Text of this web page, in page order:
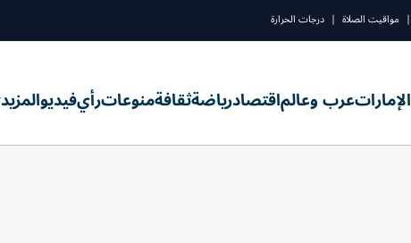
| مواقيت الصلاة | درجات الحرارة
الإماراتعرب وعالماقتصادرياضةثقافةمنوعاترأيفيديوالمزيد